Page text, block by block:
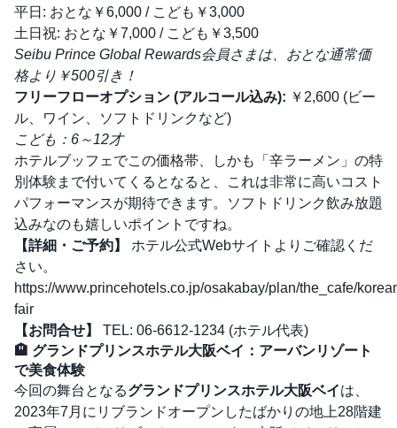
平日: おとな￥6,000 / こども￥3,000
土日祝: おとな￥7,000 / こども￥3,500
Seibu Prince Global Rewards会員さまは、おとな通常価
格より￥500引き！
フリーフローオプション (アルコール込み): ￥2,600 (ビー
ル、ワイン、ソフトドリンクなど)
こども：6～12才
ホテルブッフェでこの価格帯、しかも「辛ラーメン」の特
別体験まで付いてくるとなると、これは非常に高いコスト
パフォーマンスが期待できます。ソフトドリンク飲み放題
込みなのも嬉しいポイントですね。
【詳細・ご予約】
ホテル公式Webサイトよりご確認くだ
さい。
https://www.princehotels.co.jp/osakabay/plan/the_cafe/
fair
【お問合せ】
TEL: 06-6612-1234 (ホテル代表)
🏨 グランドプリンスホテル大阪ベイ：アーバンリゾート
で美食体験
今回の舞台となるグランドプリンスホテル大阪ベイは、
2023年7月にリブランドオープンしたばかりの地上28階建